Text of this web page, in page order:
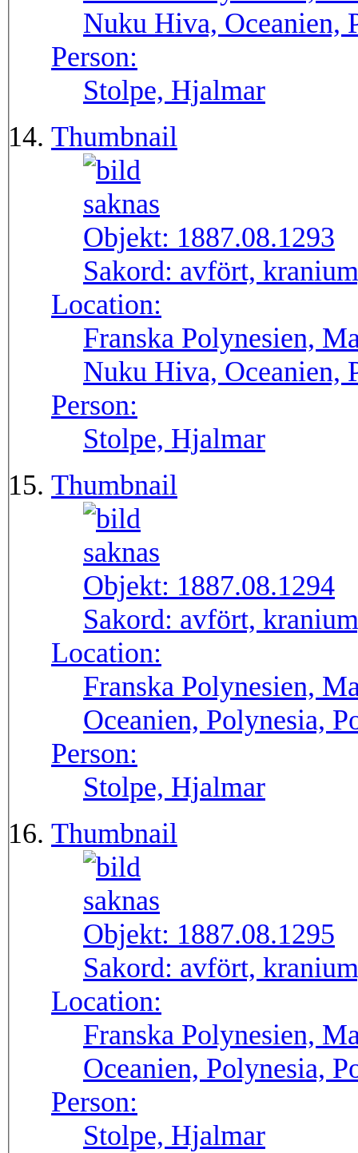
Nuku Hiva, Oceanien,
Person:
Stolpe, Hjalmar
Thumbnail
Objekt: 1887.08.1293
Sakord: avfört,
Location:
Franska Polynesien,
Nuku Hiva, Oceanien,
Person:
Stolpe, Hjalmar
Thumbnail
Objekt: 1887.08.1294
Sakord: avfört,
Location:
Franska Polynesien,
Oceanien, Polynesia,
Person:
Stolpe, Hjalmar
Thumbnail
Objekt: 1887.08.1295
Sakord: avfört,
Location:
Franska Polynesien,
Oceanien, Polynesia,
Person:
Stolpe, Hjalmar